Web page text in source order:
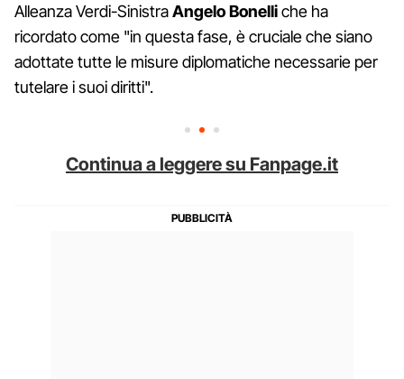
Alleanza Verdi-SinistraAngelo Bonelliche ha
ricordato come "in questa fase, è cruciale che siano
adottate tutte le misure diplomatiche necessarie per
tutelare i suoi diritti".
Continua a leggere su Fanpage.it